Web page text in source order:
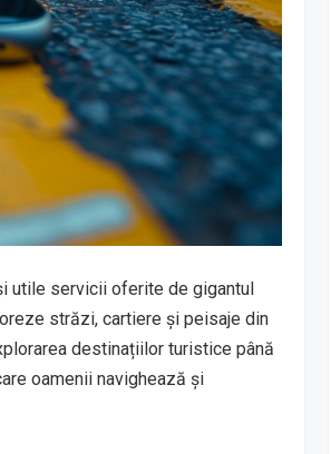
utile servicii oferite de gigantul
străzi, cartiere și peisaje din
destinațiilor turistice până
oamenii navighează și